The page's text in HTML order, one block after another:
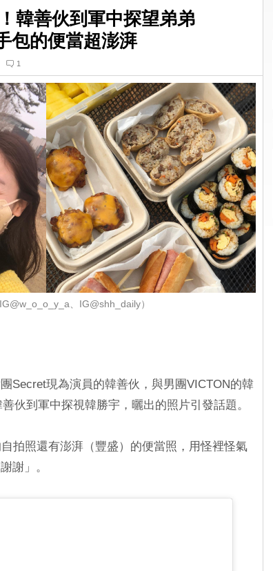
韓善伙到軍中探望弟弟
包的便當超澎湃
1
、IG@shh_daily）
Secret現為演員的韓善伙，與男團VICTON的韓
伙到軍中探視韓勝宇，曬出的照片引發話題。
拍照還有澎湃（豐盛）的便當照，用怪裡怪氣
謝」。